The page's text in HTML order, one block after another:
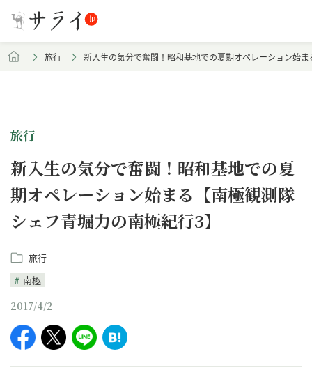
旅行 新入生の気分で奮闘！昭和基地での夏期オペレーション始
旅行
新入生の気分で奮闘！昭和基地での夏
期オペレーション始まる【南極観測隊
シェフ青堀力の南極紀行3】
旅行
南極
2017/4/2